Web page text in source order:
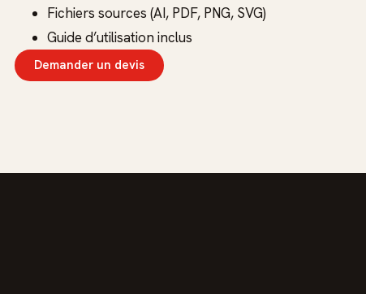
Fichiers sources (AI, PDF, PNG, SVG)
Guide d’utilisation inclus
Demander un devis